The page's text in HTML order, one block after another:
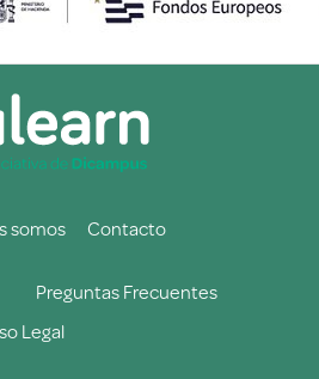
somos Contacto
Preguntas Frecuentes
Legal